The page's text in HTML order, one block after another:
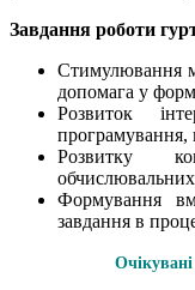
Завдання роботи
Стимулювання
допомага у
Розвиток
програмування,
Розвитку
Формування
завдання в